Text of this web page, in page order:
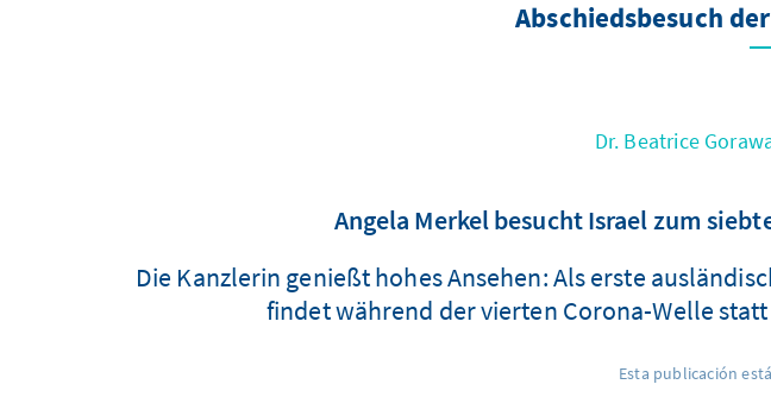
Abschiedsbesuch
Dr. Beatrice
Angela Merkel besucht Israel zum
Die Kanzlerin genießt hohes Ansehen: Als erste
findet während der vierten Corona-Welle
Esta publicación